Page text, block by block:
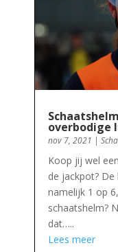
overbodige
nov 7, 2021 |
Koop jij wel
de jackpot?
namelijk 1 op
schaatshelm?
dat…..
Lees meer